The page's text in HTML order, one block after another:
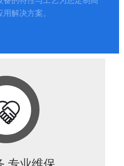
用解决方案。